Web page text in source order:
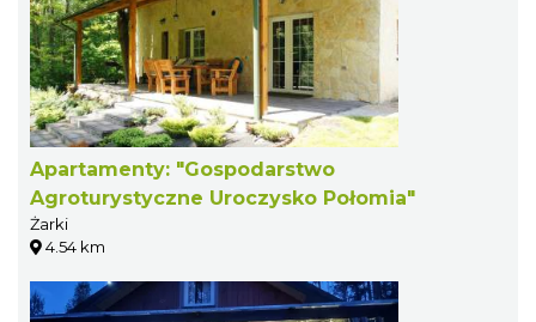
Apartamenty: "Gospodarstwo
Agroturystyczne Uroczysko Połomia"
Żarki
4.54 km